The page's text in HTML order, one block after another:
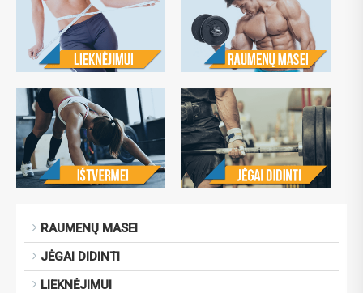
RAUMENŲ MASEI
JĖGAI DIDINTI
LIEKNĖJIMUI